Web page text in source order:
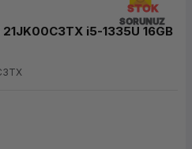
Fiş Yazıcı
STOK
SORUNUZ
i5-1335U 16GB